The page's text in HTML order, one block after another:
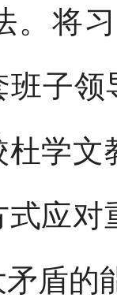
。将
子领
杜学
应
盾的